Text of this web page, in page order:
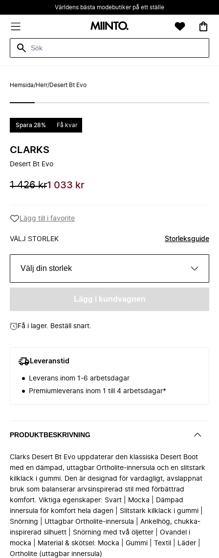
Världens bästa modebutiker på ett ställe
Hemsida/Herr/Desert Bt Evo
Spara 28% Få kvar
CLARKS
Desert Bt Evo
1 426 kr1 033 kr
Lägg till i favorite
VÄLJ STORLEK Storleksguide
Välj din storlek
Lägg i kundvagnen
Få i lager. Beställ snart.
Leveranstid
Leverans inom 1-6 arbetsdagar
Premiumleverans inom 1 till 4 arbetsdagar*
PRODUKTBESKRIVNING
Clarks Desert Bt Evo uppdaterar den klassiska Desert Boot
med en dämpad, uttagbar Ortholite-innersula och en slitstark
kilklack i gummi. Den är designad för vardagligt, avslappnat
bruk som balanserar arvsinspirerad stil med förbättrad
komfort. Viktiga egenskaper: Svart | Mocka | Dämpad
innersula för komfort hela dagen | Slitstark kilklack i gummi |
Snörning | Uttagbar Ortholite-innersula | Ankelhög, chukka-
inspirerad silhuett | Snörning med två öljetter | Ovandel i
mocka | Material & skötsel: Mocka | Gummi | Textil | Läder |
Ortholite (uttagbar innersula)